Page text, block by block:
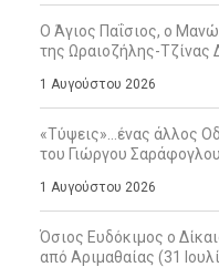
Ο Άγιος Παΐσιος, ο
της Ωραιοζήλης-Τζίνας
1 Αυγούστου 2026
«Τύψεις»…ένας άλλος
του Γιώργου
1 Αυγούστου 2026
Όσιος Ευδόκιμος ο
από Αριμαθαίας (31